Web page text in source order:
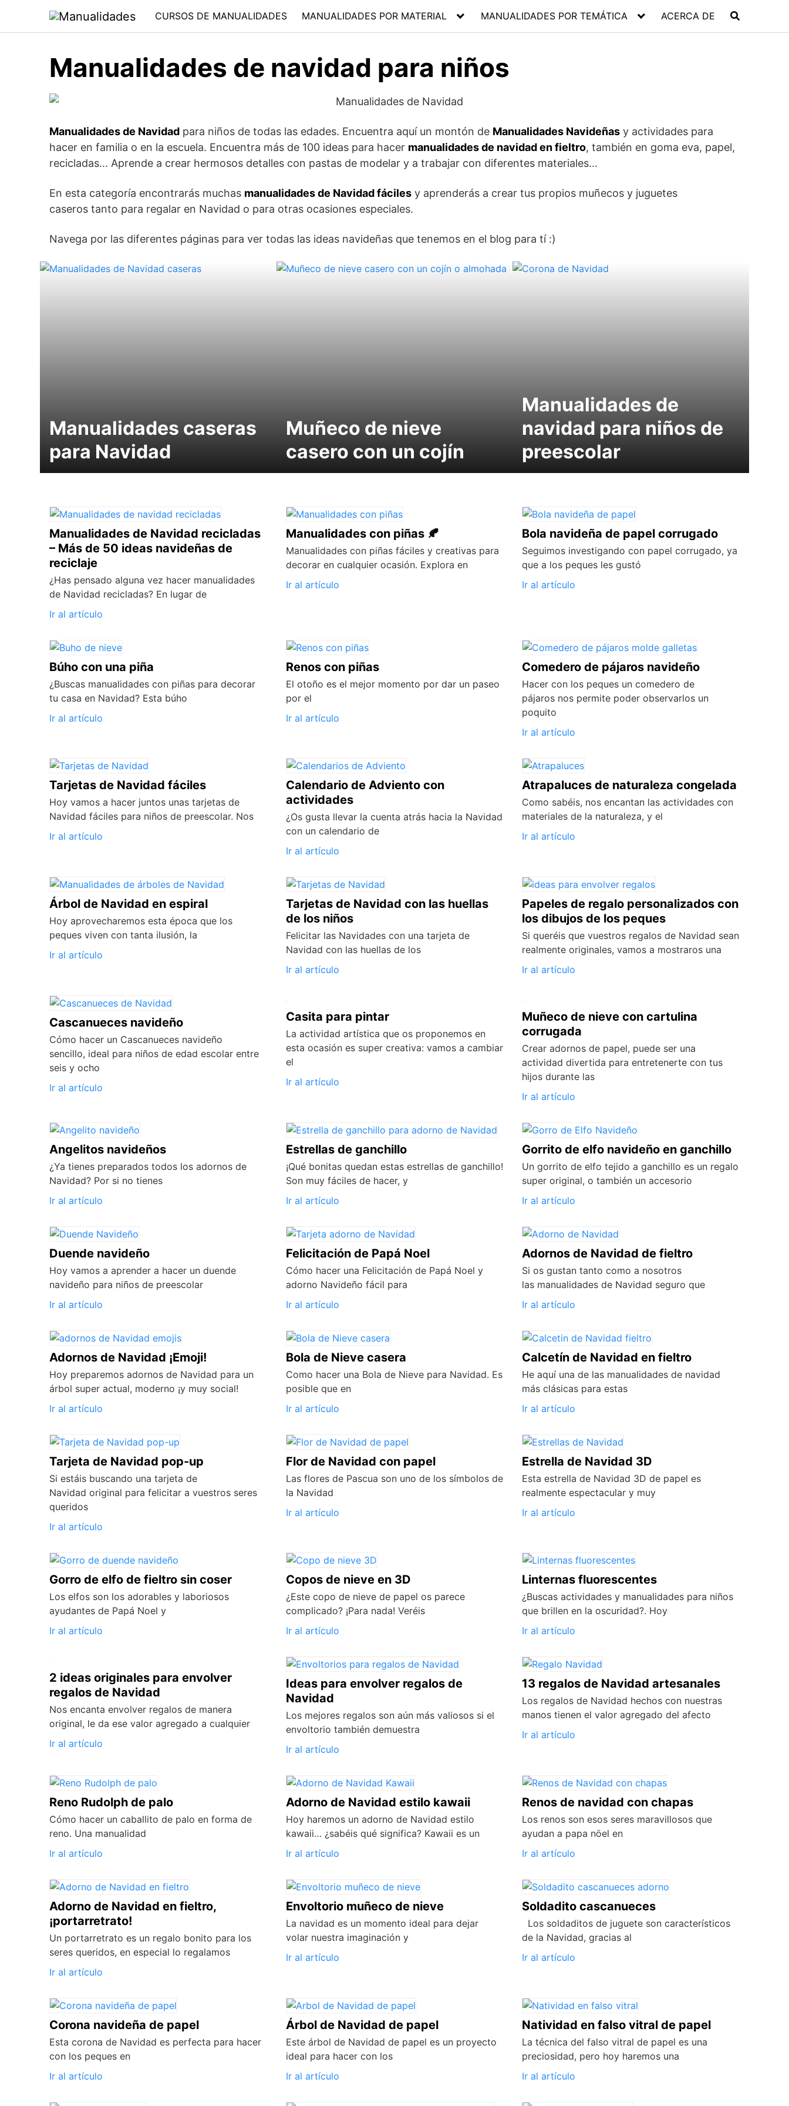
contenido
CURSOS DE MANUALIDADES MANUALIDADES POR MATERIAL MANUALIDADES POR TEMÁTICA ACERCA DE
Manualidades de navidad para niños
Manualidades de Navidad para niños de todas las edades. Encuentra aquí un montón de Manualidades Navideñas y actividades para
hacer en familia o en la escuela. Encuentra más de 100 ideas para hacer manualidades de navidad en fieltro, también en goma eva, papel,
recicladas... Aprende a crear hermosos detalles con pastas de modelar y a trabajar con diferentes materiales...
En esta categoría encontrarás muchas manualidades de Navidad fáciles y aprenderás a crear tus propios muñecos y juguetes
caseros tanto para regalar en Navidad o para otras ocasiones especiales.
Navega por las diferentes páginas para ver todas las ideas navideñas que tenemos en el blog para tí :)
Manualidades caseras
para Navidad
Muñeco de nieve
casero con un cojín
Manualidades de
navidad para niños de
preescolar
Manualidades de Navidad recicladas
– Más de 50 ideas navideñas de
reciclaje
¿Has pensado alguna vez hacer manualidades
de Navidad recicladas? En lugar de
Ir al artículo
Manualidades con piñas 🍂
Manualidades con piñas fáciles y creativas para
decorar en cualquier ocasión. Explora en
Ir al artículo
Bola navideña de papel corrugado
Seguimos investigando con papel corrugado, ya
que a los peques les gustó
Ir al artículo
Búho con una piña
¿Buscas manualidades con piñas para decorar
tu casa en Navidad? Esta búho
Ir al artículo
Renos con piñas
El otoño es el mejor momento por dar un paseo
por el
Ir al artículo
Comedero de pájaros navideño
Hacer con los peques un comedero de
pájaros nos permite poder observarlos un
poquito
Ir al artículo
Tarjetas de Navidad fáciles
Hoy vamos a hacer juntos unas tarjetas de
Navidad fáciles para niños de preescolar. Nos
Ir al artículo
Calendario de Adviento con
actividades
¿Os gusta llevar la cuenta atrás hacia la Navidad
con un calendario de
Ir al artículo
Atrapaluces de naturaleza congelada
Como sabéis, nos encantan las actividades con
materiales de la naturaleza, y el
Ir al artículo
Árbol de Navidad en espiral
Hoy aprovecharemos esta época que los
peques viven con tanta ilusión, la
Ir al artículo
Tarjetas de Navidad con las huellas
de los niños
Felicitar las Navidades con una tarjeta de
Navidad con las huellas de los
Ir al artículo
Papeles de regalo personalizados con
los dibujos de los peques
Si queréis que vuestros regalos de Navidad sean
realmente originales, vamos a mostraros una
Ir al artículo
Cascanueces navideño
Cómo hacer un Cascanueces navideño
sencillo, ideal para niños de edad escolar entre
seis y ocho
Ir al artículo
Casita para pintar
La actividad artística que os proponemos en
esta ocasión es super creativa: vamos a cambiar
el
Ir al artículo
Muñeco de nieve con cartulina
corrugada
Crear adornos de papel, puede ser una
actividad divertida para entretenerte con tus
hijos durante las
Ir al artículo
Angelitos navideños
¿Ya tienes preparados todos los adornos de
Navidad? Por si no tienes
Ir al artículo
Estrellas de ganchillo
¡Qué bonitas quedan estas estrellas de ganchillo!
Son muy fáciles de hacer, y
Ir al artículo
Gorrito de elfo navideño en ganchillo
Un gorrito de elfo tejido a ganchillo es un regalo
super original, o también un accesorio
Ir al artículo
Duende navideño
Hoy vamos a aprender a hacer un duende
navideño para niños de preescolar
Ir al artículo
Felicitación de Papá Noel
Cómo hacer una Felicitación de Papá Noel y
adorno Navideño fácil para
Ir al artículo
Adornos de Navidad de fieltro
Si os gustan tanto como a nosotros
las manualidades de Navidad seguro que
Ir al artículo
Adornos de Navidad ¡Emoji!
Hoy preparemos adornos de Navidad para un
árbol super actual, moderno ¡y muy social!
Ir al artículo
Bola de Nieve casera
Como hacer una Bola de Nieve para Navidad. Es
posible que en
Ir al artículo
Calcetín de Navidad en fieltro
He aquí una de las manualidades de navidad
más clásicas para estas
Ir al artículo
Tarjeta de Navidad pop-up
Si estáis buscando una tarjeta de
Navidad original para felicitar a vuestros seres
queridos
Ir al artículo
Flor de Navidad con papel
Las flores de Pascua son uno de los símbolos de
la Navidad
Ir al artículo
Estrella de Navidad 3D
Esta estrella de Navidad 3D de papel es
realmente espectacular y muy
Ir al artículo
Gorro de elfo de fieltro sin coser
Los elfos son los adorables y laboriosos
ayudantes de Papá Noel y
Ir al artículo
Copos de nieve en 3D
¿Este copo de nieve de papel os parece
complicado? ¡Para nada! Veréis
Ir al artículo
Linternas fluorescentes
¿Buscas actividades y manualidades para niños
que brillen en la oscuridad?. Hoy
Ir al artículo
2 ideas originales para envolver
regalos de Navidad
Nos encanta envolver regalos de manera
original, le da ese valor agregado a cualquier
Ir al artículo
Ideas para envolver regalos de
Navidad
Los mejores regalos son aún más valiosos si el
envoltorio también demuestra
Ir al artículo
13 regalos de Navidad artesanales
Los regalos de Navidad hechos con nuestras
manos tienen el valor agregado del afecto
Ir al artículo
Reno Rudolph de palo
Cómo hacer un caballito de palo en forma de
reno. Una manualidad
Ir al artículo
Adorno de Navidad estilo kawaii
Hoy haremos un adorno de Navidad estilo
kawaii… ¿sabéis qué significa? Kawaii es un
Ir al artículo
Renos de navidad con chapas
Los renos son esos seres maravillosos que
ayudan a papa nöel en
Ir al artículo
Adorno de Navidad en fieltro,
¡portarretrato!
Un portarretrato es un regalo bonito para los
seres queridos, en especial lo regalamos
Ir al artículo
Envoltorio muñeco de nieve
La navidad es un momento ideal para dejar
volar nuestra imaginación y
Ir al artículo
Soldadito cascanueces
Los soldaditos de juguete son característicos
de la Navidad, gracias al
Ir al artículo
Corona navideña de papel
Esta corona de Navidad es perfecta para hacer
con los peques en
Ir al artículo
Árbol de Navidad de papel
Este árbol de Navidad de papel es un proyecto
ideal para hacer con los
Ir al artículo
Natividad en falso vitral de papel
La técnica del falso vitral de papel es una
preciosidad, pero hoy haremos una
Ir al artículo